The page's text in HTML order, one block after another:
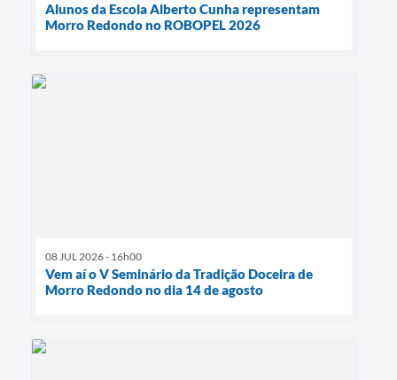
Alunos da Escola Alberto Cunha representam
Morro Redondo no ROBOPEL 2026
08 JUL 2026 - 16h00
Vem aí o V Seminário da Tradição Doceira de
Morro Redondo no dia 14 de agosto